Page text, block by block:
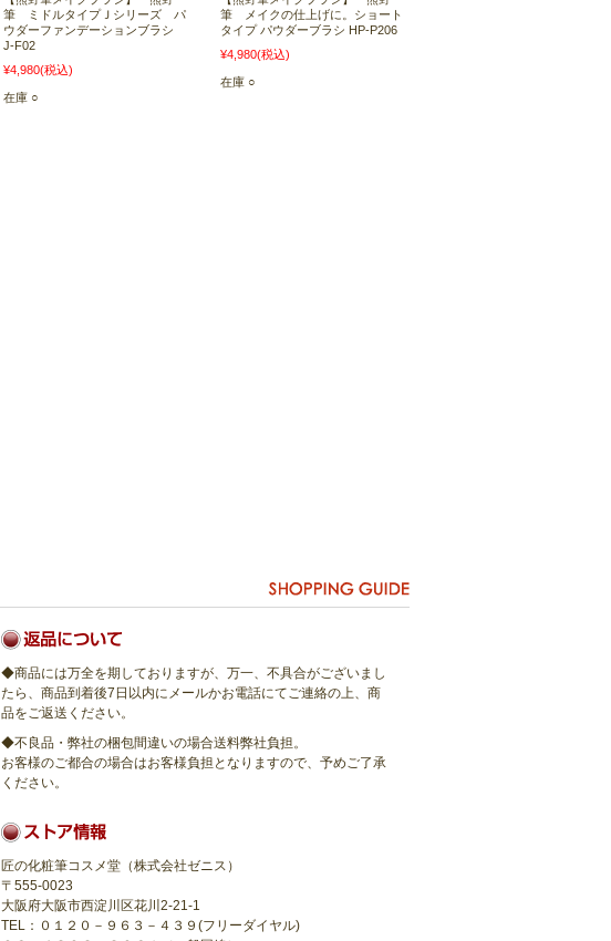
筆 ミドルタイプＪシリーズ パ
ウダーファンデーションブラシ
J-F02
¥4,980(税込)
在庫 ○
筆 メイクの仕上げに。ショート
タイプ パウダーブラシ HP-P206
¥4,980(税込)
在庫 ○
◆商品には万全を期しておりますが、万一、不具合がございまし
たら、商品到着後7日以内にメールかお電話にてご連絡の上、商
品をご返送ください。
◆不良品・弊社の梱包間違いの場合送料弊社負担。
お客様のご都合の場合はお客様負担となりますので、予めご了承
ください。
匠の化粧筆コスメ堂（株式会社ゼニス）
〒555-0023
大阪府大阪市西淀川区花川2-21-1
TEL：０１２０－９６３－４３９(フリーダイヤル)